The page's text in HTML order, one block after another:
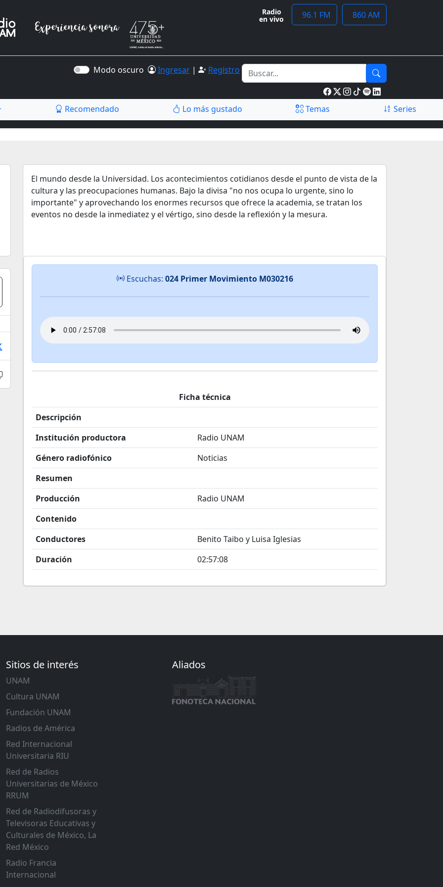
Radio
en vivo 96.1 FM 860 AM
Modo oscuro Ingresar | Registro
Recomendado Lo más gustado Temas Series
El mundo desde la Universidad. Los acontecimientos cotidianos desde el punto de vista de la
cultura y las preocupaciones humanas. Bajo la divisa "no nos ocupa lo urgente, sino lo
importante" y aprovechando los enormes recursos que ofrece la academia, se tratan los
eventos no desde la inmediatez y el vértigo, sino desde la reflexión y la mesura.
Escuchas: 024 Primer Movimiento M030216
Ficha técnica
Descripción
Institución productora
Radio UNAM
Género radiofónico
Noticias
Resumen
Producción
Radio UNAM
Contenido
Conductores
Benito Taibo y Luisa Iglesias
Duración
02:57:08
Sitios de interés
UNAM
Cultura UNAM
Fundación UNAM
Radios de América
Red Internacional
Universitaria RIU
Red de Radios
Universitarias de México
RRUM
Red de Radiodifusoras y
Televisoras Educativas y
Culturales de México, La
Red México
Radio Francia
Internacional
Aliados